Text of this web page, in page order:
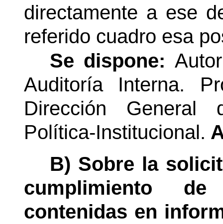
directamente a ese
referido cuadro esa
Se dispone:
Auditoría Interna.
Dirección General
Política-Institucional.
B) Sobre la
cumplimiento de
contenidas en